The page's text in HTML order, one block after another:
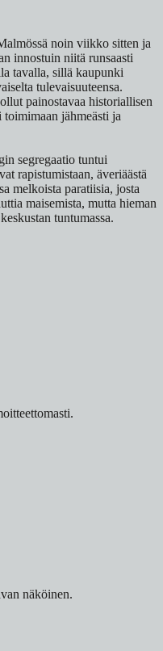
noin viikko sitten ja
innostuin niitä runsaasti
tavalla, sillä kaupunki
tulevaisuuteensa.
painostavaa historiallisen
jähmeästi ja
segregaatio tuntui
rapistumistaan, äveriäästä
melkoista paratiisia, josta
maisemista, mutta hieman
tuntumassa.
näköinen.